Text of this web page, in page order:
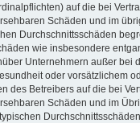
auf die bei
Schäden und im
Durchschnittsschäden
wie insbesondere
Unternehmern außer bei
oder vorsätzlichem
des Betreibers auf die bei
Schäden und im